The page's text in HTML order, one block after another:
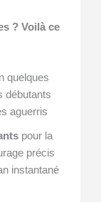
? Voilà ce
quelques
débutants
aguerris
pour la
précis
instantané